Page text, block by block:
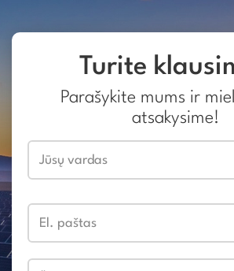
Turite
Parašykite mums ir
atsakysime!
Jūsų vardas
El. paštas